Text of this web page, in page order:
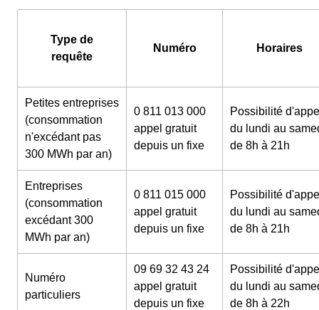
Type de
requête
Numéro Horaires
Petites entreprises
(consommation
n'excédant pas
300 MWh par an)
0 811 013 000
appel gratuit
depuis un fixe
Possibilité
du lundi au
de 8h à 21h
Entreprises
(consommation
excédant 300
MWh par an)
0 811 015 000
appel gratuit
depuis un fixe
Possibilité
du lundi au
de 8h à 21h
Numéro
particuliers
09 69 32 43 24
appel gratuit
depuis un fixe
Possibilité
du lundi au
de 8h à 22h